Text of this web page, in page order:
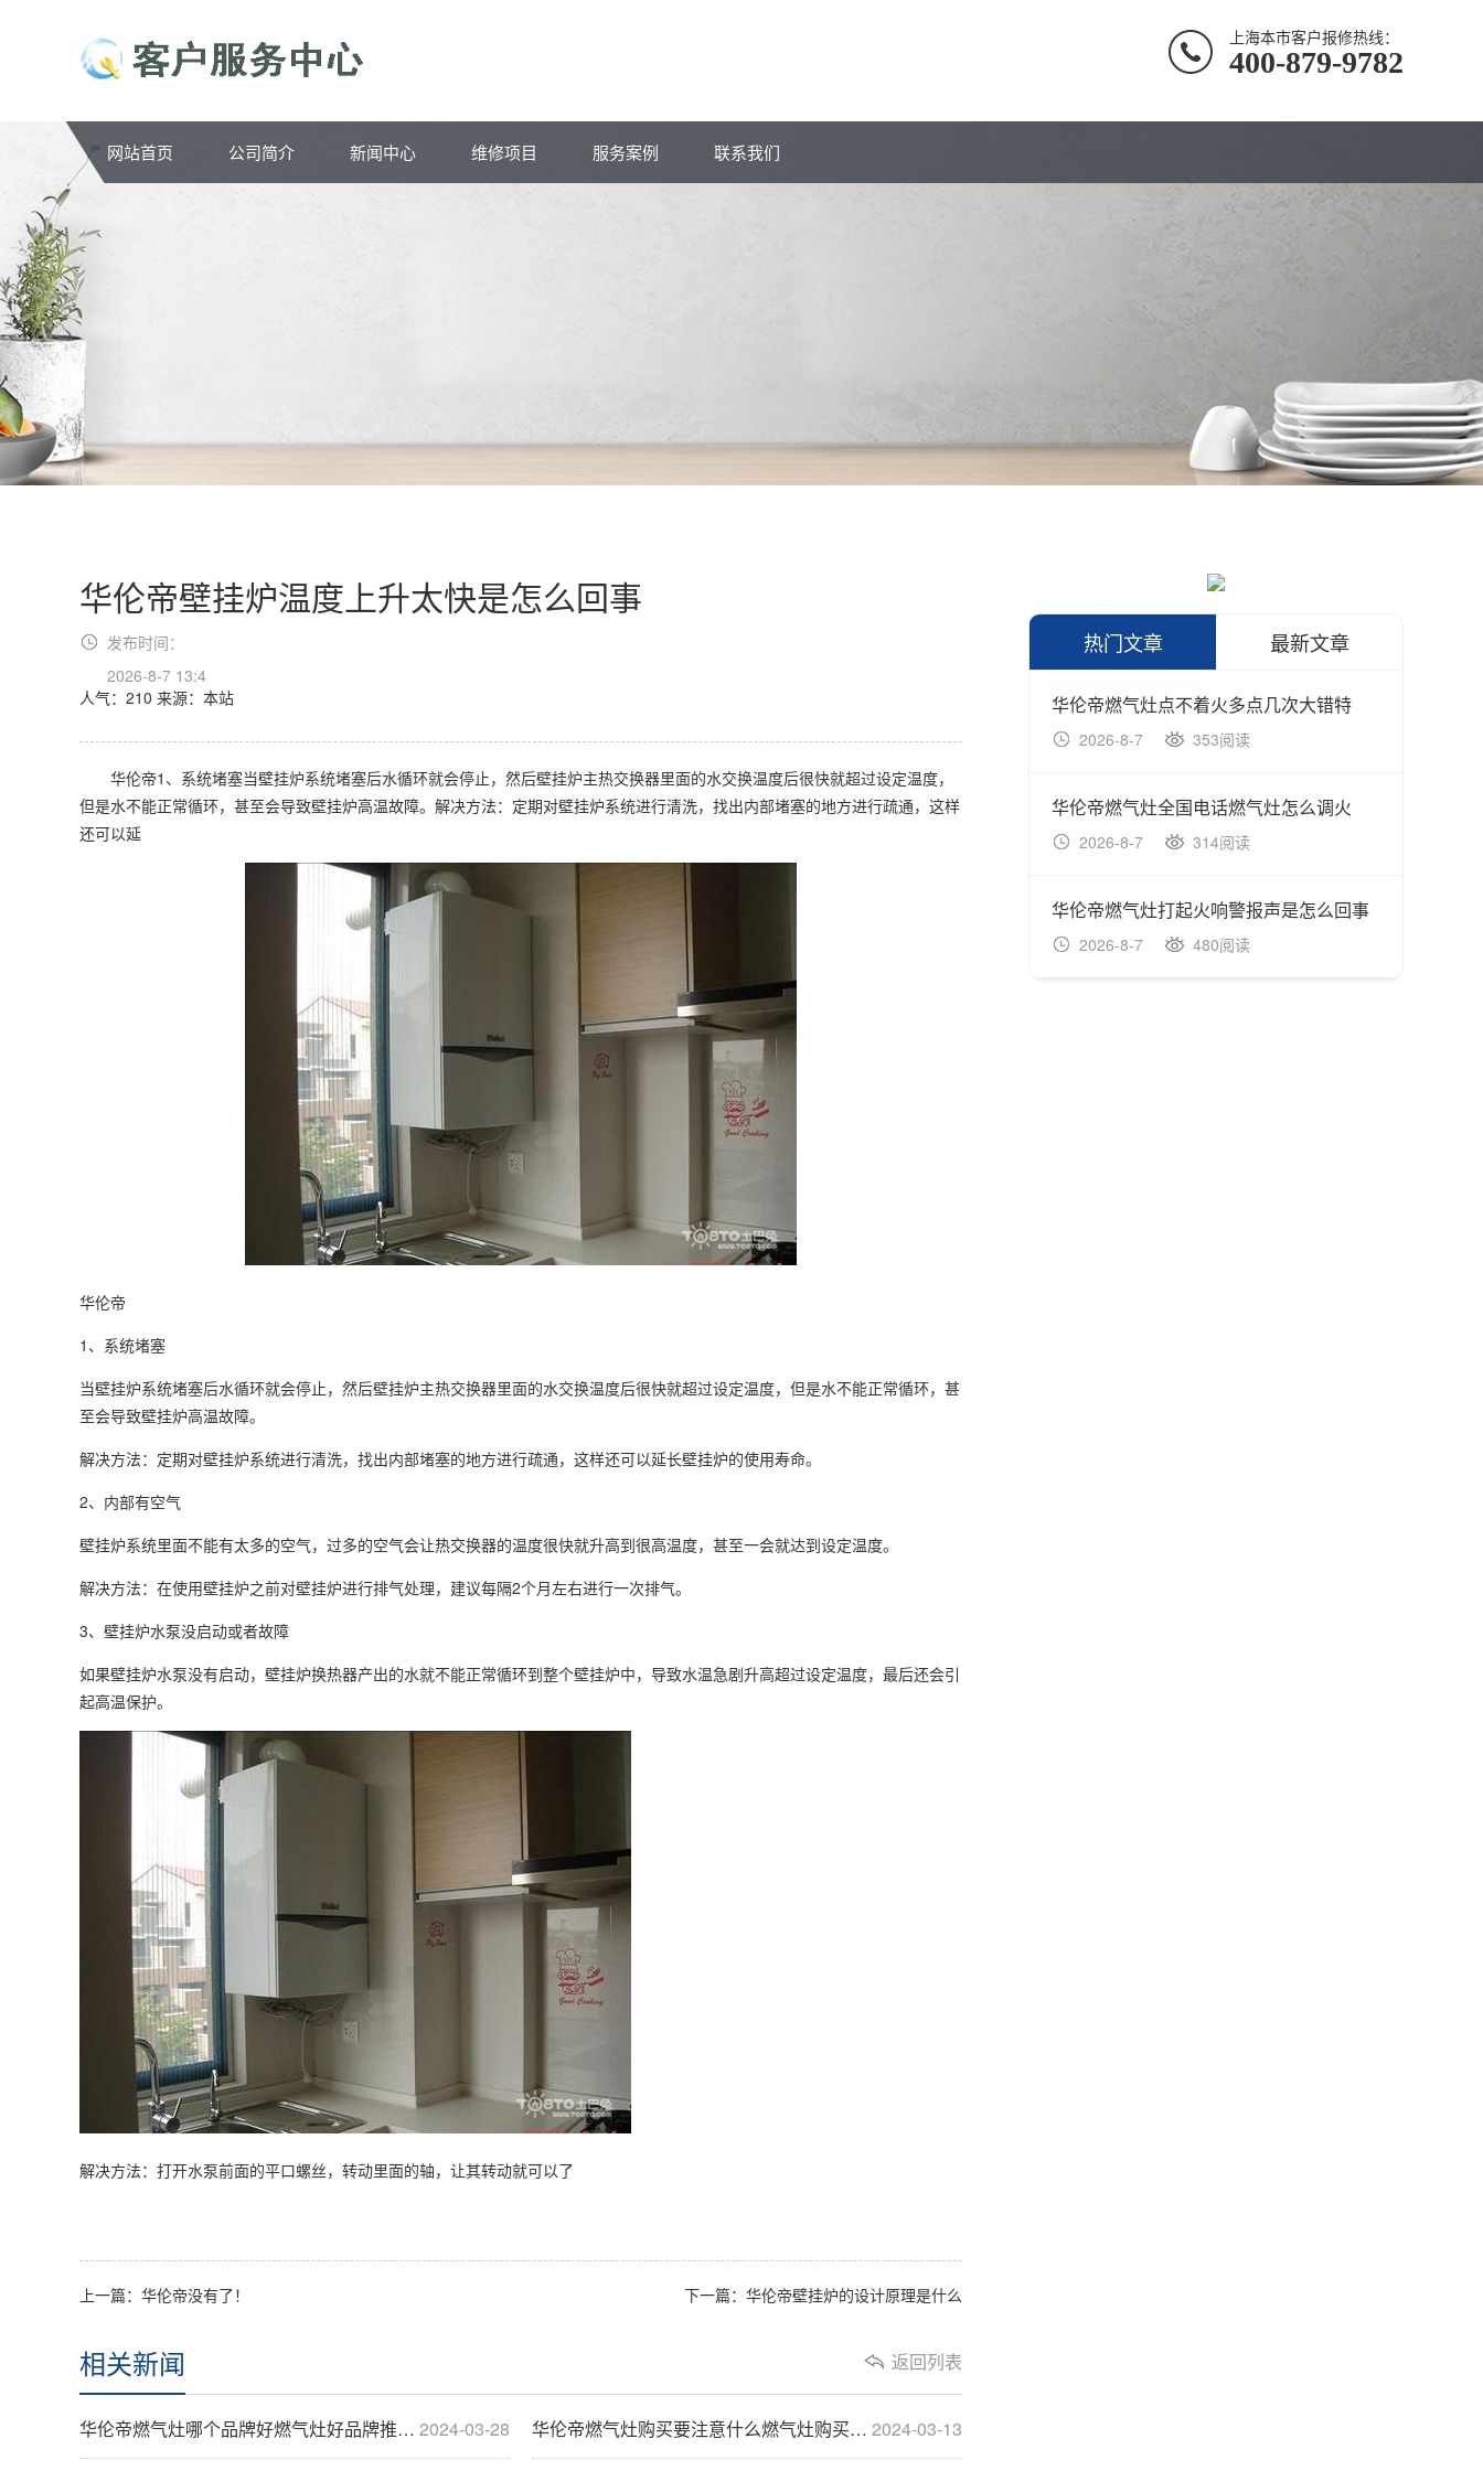
上海本市客户报修热线：
400-879-9782
网站首页 公司简介 新闻中心 维修项目 服务案例 联系我们
华伦帝壁挂炉温度上升太快是怎么回事
发布时间：
2026-8-7 13:4
人气：210 来源：本站
华伦帝1、系统堵塞当壁挂炉系统堵塞后水循环就会停止，然后壁挂炉主热交换器里面的水交换温度后很快就超过设定温度，
但是水不能正常循环，甚至会导致壁挂炉高温故障。解决方法：定期对壁挂炉系统进行清洗，找出内部堵塞的地方进行疏通，这样
还可以延
华伦帝
1、系统堵塞
当壁挂炉系统堵塞后水循环就会停止，然后壁挂炉主热交换器里面的水交换温度后很快就超过设定温度，但是水不能正常循环，甚
至会导致壁挂炉高温故障。
解决方法：定期对壁挂炉系统进行清洗，找出内部堵塞的地方进行疏通，这样还可以延长壁挂炉的使用寿命。
2、内部有空气
壁挂炉系统里面不能有太多的空气，过多的空气会让热交换器的温度很快就升高到很高温度，甚至一会就达到设定温度。
解决方法：在使用壁挂炉之前对壁挂炉进行排气处理，建议每隔2个月左右进行一次排气。
3、壁挂炉水泵没启动或者故障
如果壁挂炉水泵没有启动，壁挂炉换热器产出的水就不能正常循环到整个壁挂炉中，导致水温急剧升高超过设定温度，最后还会引
起高温保护。
解决方法：打开水泵前面的平口螺丝，转动里面的轴，让其转动就可以了
上一篇：华伦帝没有了！ 下一篇：华伦帝壁挂炉的设计原理是什么
返回列表
相关新闻
2024-03-28
华伦帝燃气灶哪个品牌好燃气灶好品牌推荐【详解】 2024-03-13
华伦帝燃气灶购买要注意什么燃气灶购买注意事项大···
热门文章 最新文章
华伦帝燃气灶点不着火多点几次大错特
2026-8-7 353阅读
华伦帝燃气灶全国电话燃气灶怎么调火
2026-8-7 314阅读
华伦帝燃气灶打起火响警报声是怎么回事
2026-8-7 480阅读